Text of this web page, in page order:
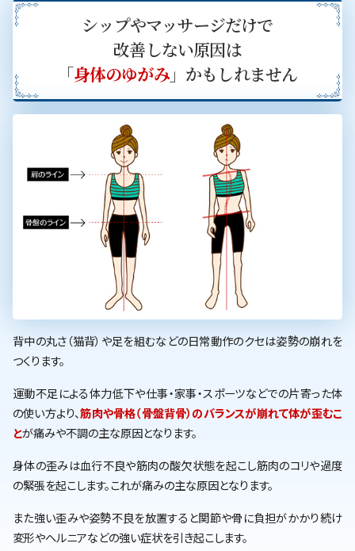
シップやマッサージだけで
改善しない原因は
「身体のゆがみ」かもしれません
背中の丸さ（猫背）や足を組むなどの日常動作のクセは姿勢の崩れを
つくります。
運動不足による体力低下や仕事・家事・スポーツなどでの片寄った体
の使い方より、筋肉や骨格（骨盤背骨）のバランスが崩れて体が歪むこ
とが痛みや不調の主な原因となります。
身体の歪みは血行不良や筋肉の酸欠状態を起こし筋肉のコリや過度
の緊張を起こします。これが痛みの主な原因となります。
また強い歪みや姿勢不良を放置すると関節や骨に負担がかかり続け
変形やヘルニアなどの強い症状を引き起こします。